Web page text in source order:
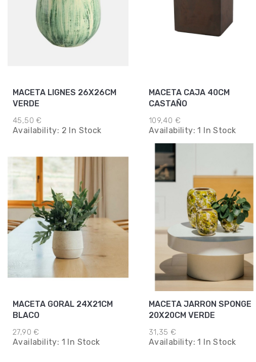
MACETA LIGNES 26X26CM
VERDE
45,50 €
Availability: 2 In Stock
MACETA CAJA 40CM
CASTAÑO
109,40 €
Availability:1 In Stock
MACETA GORAL 24X21CM
BLACO
27,90 €
Availability: 1 In Stock
MACETA JARRON SPONGE
20X20CM VERDE
31,35 €
Availability:1 In Stock